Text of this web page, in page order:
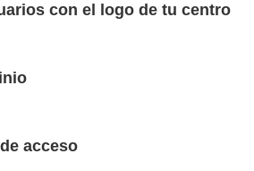
con el logo de tu centro
acceso